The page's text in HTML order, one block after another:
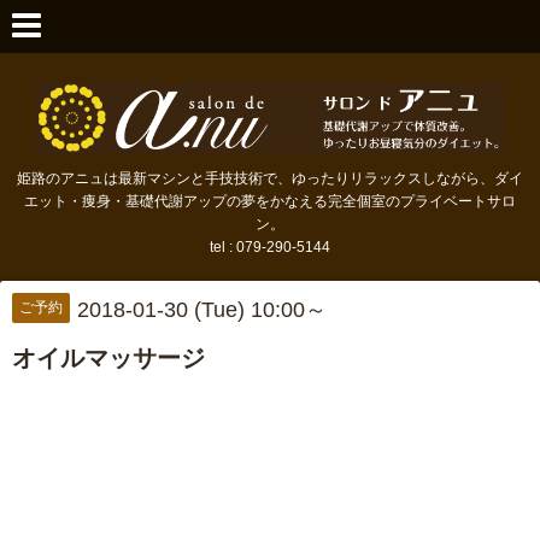
姫路のアニュは最新マシンと手技技術で、ゆったりリラックスしながら、ダイ
エット・痩身・基礎代謝アップの夢をかなえる完全個室のプライベートサロ
ン。
tel : 079-290-5144
ご予約 2018-01-30 (Tue) 10:00～
オイルマッサージ